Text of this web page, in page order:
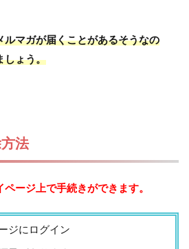
ルマガが届くことがあるそうなの
しょう。
法
ージ上で手続きができます。
ジにログイン